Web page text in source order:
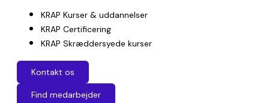
KRAP Kurser & uddannelser
KRAP Certificering
KRAP Skræddersyede kurser
Kontakt os
Find medarbejder